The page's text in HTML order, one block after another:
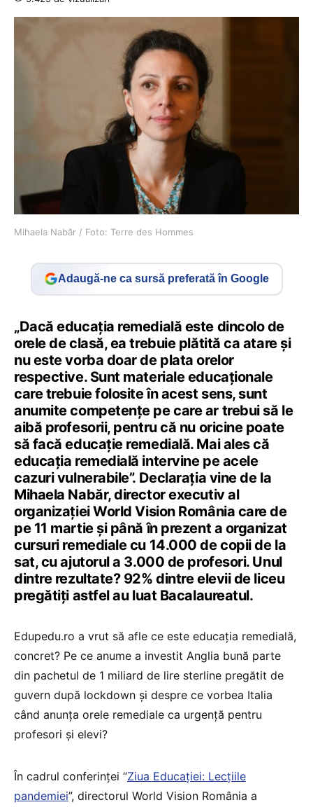
Mihaela Nabăr / Foto: Terre des Hommes
Adaugă-ne ca sursă preferată în Google
„Dacă educația remedială este dincolo de
orele de clasă, ea trebuie plătită ca atare și
nu este vorba doar de plata orelor
respective. Sunt materiale educaționale
care trebuie folosite în acest sens, sunt
anumite competențe pe care ar trebui să le
aibă profesorii, pentru că nu oricine poate
să facă educație remedială. Mai ales că
educația remedială intervine pe acele
cazuri vulnerabile”. Declarația vine de la
Mihaela Nabăr, director executiv al
organizației World Vision România care de
pe 11 martie și până în prezent a organizat
cursuri remediale cu 14.000 de copii de la
sat, cu ajutorul a 3.000 de profesori. Unul
dintre rezultate? 92% dintre elevii de liceu
pregătiți astfel au luat Bacalaureatul.
Edupedu.ro a vrut să afle ce este educația remedială,
concret? Pe ce anume a investit Anglia bună parte
din pachetul de 1 miliard de lire sterline pregătit de
guvern după lockdown și despre ce vorbea Italia
când anunța orele remediale ca urgență pentru
profesori și elevi?
În cadrul conferinței “Ziua Educației: Lecțiile
pandemiei”, directorul World Vision România a